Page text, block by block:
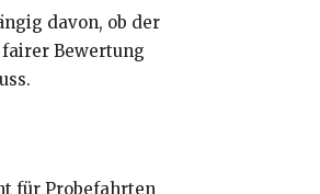
davon, ob der
Bewertung
für Probefahrten